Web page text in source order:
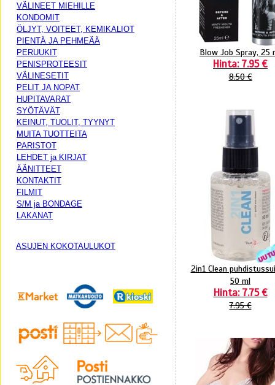
VÄLINEET MIEHILLE
KONDOMIT
ÖLJYT, VOITEET, KEMIKALIOT
PIENTÄ JA PEHMEÄÄ
PERUUKIT
PENISPROTEESIT
VÄLINESETIT
PELIT JA NOPAT
HUPITAVARAT
SYÖTÄVÄT
KEINUT, TUOLIT, TYYNYT
MUITA TUOTTEITA
PARISTOT
LEHDET ja KIRJAT
ÄÄNITTEET
KONTAKTIT
FILMIT
S/M ja BONDAGE
LAKANAT
ASUJEN KOKOTAULUKOT
Blow Job Spray, 25
Hinta: 7.95 €
8.50 €
2in1 Clean
50 ml
Hinta: 7.75 €
7.95 €